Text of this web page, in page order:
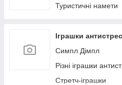
Кольоровий папір,
Циркулі, лінійки,
Художні аксесуари
Туристичні намети
Іграшки антистрес
Симпл Дімпл
Різні іграшки
Стретч-іграшки